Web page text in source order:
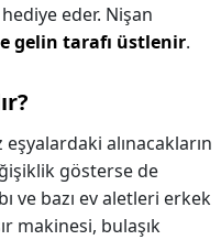
eder. Nişan
gelin tarafı üstlenir.
eşyalardaki alınacakların
gösterse de
ve bazı ev aletleri erkek
makinesi, bulaşık